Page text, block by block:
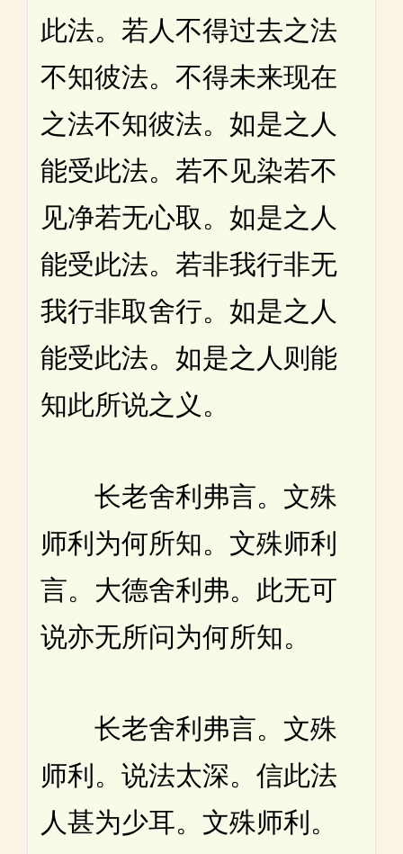
此法。若人不得过去之法
不知彼法。不得未来现在
之法不知彼法。如是之人
能受此法。若不见染若不
见净若无心取。如是之人
能受此法。若非我行非无
我行非取舍行。如是之人
能受此法。如是之人则能
知此所说之义。
长老舍利弗言。文殊
师利为何所知。文殊师利
言。大德舍利弗。此无可
说亦无所问为何所知。
长老舍利弗言。文殊
师利。说法太深。信此法
人甚为少耳。文殊师利。